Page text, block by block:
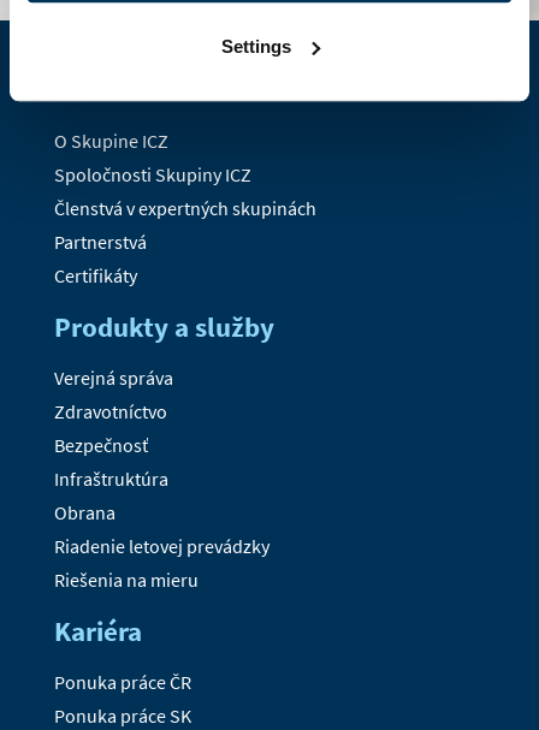
Settings
O Skupine ICZ
Spoločnosti Skupiny ICZ
Členstvá v expertných skupinách
Partnerstvá
Certifikáty
Produkty a služby
Verejná správa
Zdravotníctvo
Bezpečnosť
Infraštruktúra
Obrana
Riadenie letovej prevádzky
Riešenia na mieru
Kariéra
Ponuka práce ČR
Ponuka práce SK